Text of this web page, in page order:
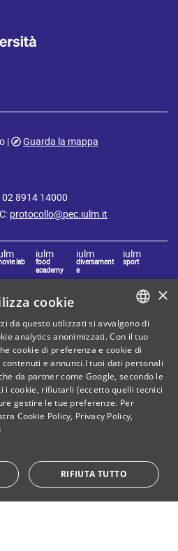
|
Guarda la mappa
8914 14000
protocollo@pec.iulm.it
lab
iulm
food
academy
iulm
diversament
e
iulm
sport
IULM
Privacy policy
ITALIAN
ENGLISH
×
cookie
da questo utilizzati si avvalgono di
analytics anonimizzati. Con il tuo
cookie di preferenza e cookie di
e annunci.I tuoi dati personali
da partner come Google, secondo le
i cookie, rifiutarli (eccetto quelli tecnici
gestire le tue preferenze. Per
Cookie Policy, Privacy Policy,
RIFIUTA TUTTO